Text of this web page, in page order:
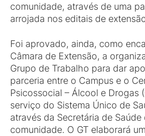
comunidade, através de uma
arrojada nos editais de
Foi aprovado, ainda, como
Câmara de Extensão, a
Grupo de Trabalho para dar
parceria entre o Campus e o
Psicossocial – Álcool e Drogas
serviço do Sistema Único de
através da Secretária de Saúde
comunidade. O GT elaborará